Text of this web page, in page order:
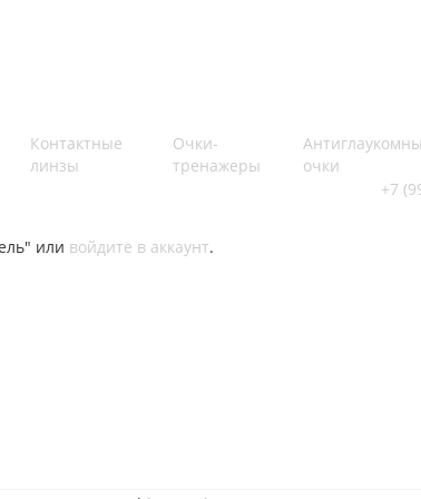
Контактные
линзы
Очки-
тренажеры
очки
+7
или войдите в аккаунт.